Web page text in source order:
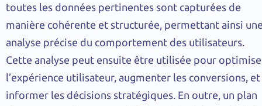
toutes les données pertinentes sont capturées de
manière cohérente et structurée, permettant ainsi
analyse précise du comportement des utilisateurs.
Cette analyse peut ensuite être utilisée pour
l’expérience utilisateur, augmenter les conversions, et
informer les décisions stratégiques. En outre, un plan